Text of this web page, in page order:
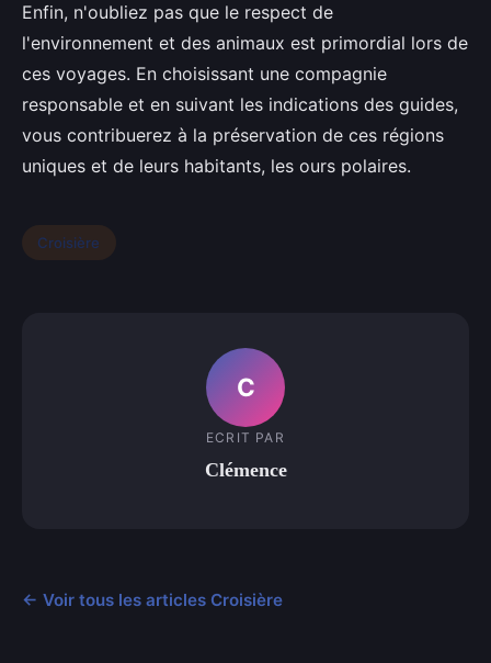
Enfin, n'oubliez pas que le respect de
l'environnement et des animaux est primordial lors de
ces voyages. En choisissant une compagnie
responsable et en suivant les indications des guides,
vous contribuerez à la préservation de ces régions
uniques et de leurs habitants, les ours polaires.
Croisière
C
ECRIT PAR
Clémence
← Voir tous les articles Croisière